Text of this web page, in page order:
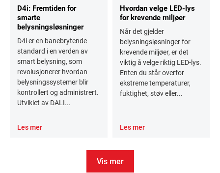
D4i: Fremtiden for
smarte
belysningsløsninger
D4i er en banebrytende
standard i en verden av
smart belysning, som
revolusjonerer hvordan
belysningssystemer blir
kontrollert og administrert.
Utviklet av DALI...
Les mer
Hvordan velge LED-lys
for krevende miljøer
Når det gjelder
belysningsløsninger for
krevende miljøer, er det
viktig å velge riktig LED-lys.
Enten du står overfor
ekstreme temperaturer,
fuktighet, støv eller...
Les mer
Vis mer